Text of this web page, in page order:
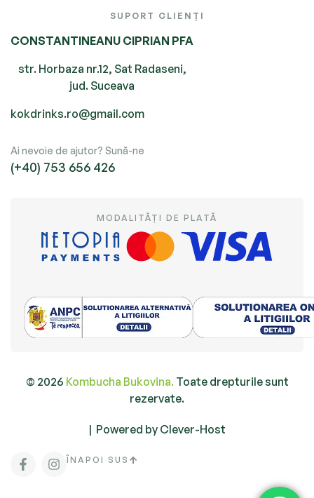
SUPORT CLIENȚI
CONSTANTINEANU CIPRIAN PFA
str. Horbaza nr.12, Sat Radaseni,
jud. Suceava
kokdrinks.ro@gmail.com
Ai nevoie de ajutor? Sună-ne
(+40) 753 656 426
MODALITĂȚI DE PLATĂ
© 2026 Kombucha Bukovina. Toate drepturile sunt
rezervate.
| Powered by Clever-Host
ÎNAPOI SUS